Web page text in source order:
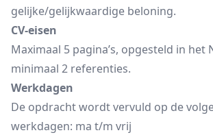
gelijke/gelijkwaardige beloning.
CV-eisen
Maximaal 5 pagina’s, opgesteld in het
minimaal 2 referenties.
Werkdagen
De opdracht wordt vervuld op de
werkdagen: ma t/m vrij